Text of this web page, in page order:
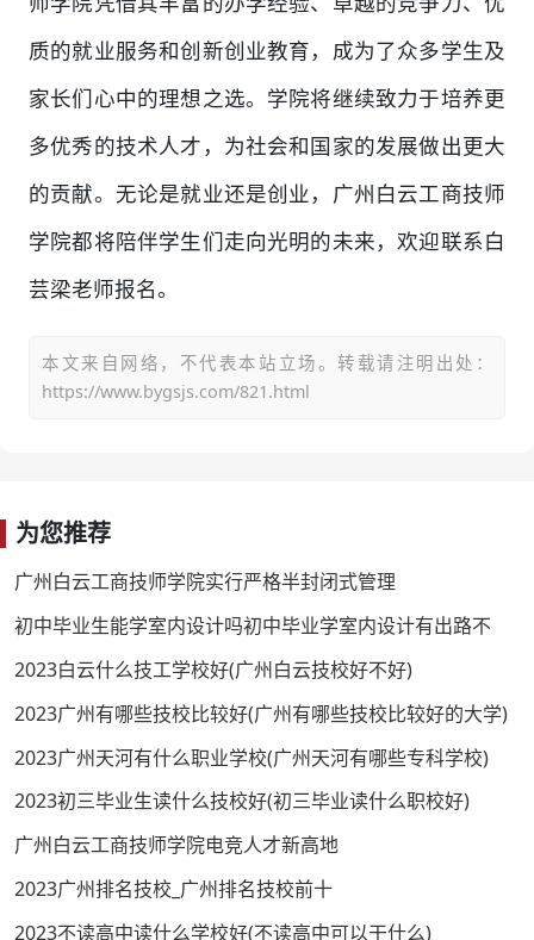
质的就业服务和创新创业教育，成为了众多学生及
家长们心中的理想之选。学院将继续致力于培养更
多优秀的技术人才，为社会和国家的发展做出更大
的贡献。无论是就业还是创业，广州白云工商技师
学院都将陪伴学生们走向光明的未来，欢迎联系白
芸梁老师报名。
本文来自网络，不代表本站立场。转载请注明出处：
https://www.bygsjs.com/821.html
为您推荐
广州白云工商技师学院实行严格半封闭式管理
初中毕业生能学室内设计吗初中毕业学室内设计有出路不
2023白云什么技工学校好(广州白云技校好不好)
2023广州有哪些技校比较好(广州有哪些技校比较好的大学)
2023广州天河有什么职业学校(广州天河有哪些专科学校)
2023初三毕业生读什么技校好(初三毕业读什么职校好)
广州白云工商技师学院电竞人才新高地
2023广州排名技校_广州排名技校前十
2023不读高中读什么学校好(不读高中可以干什么)